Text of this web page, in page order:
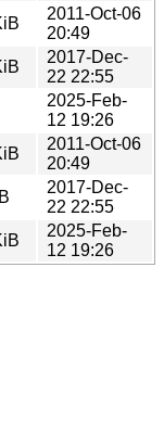
2011-Oct-06
20:49
2017-Dec-
22 22:55
2025-Feb-
12 19:26
2011-Oct-06
20:49
2017-Dec-
22 22:55
2025-Feb-
12 19:26